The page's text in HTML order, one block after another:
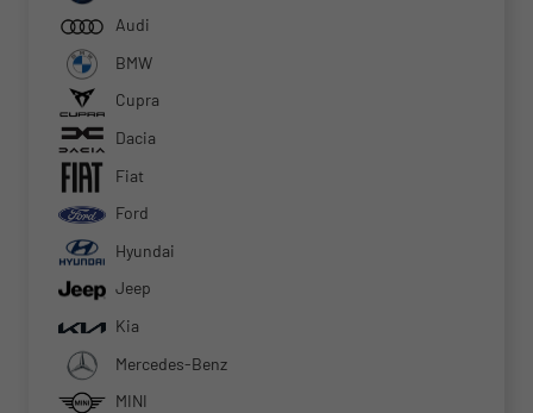
Audi
BMW
Cupra
Dacia
Fiat
Ford
Hyundai
Jeep
Kia
Mercedes-Benz
MINI